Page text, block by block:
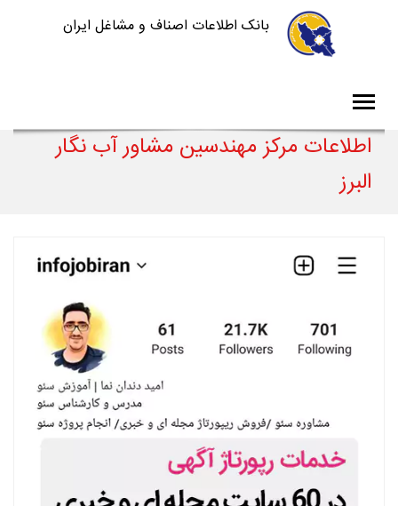
بانک اطلاعات اصناف و مشاغل ایران
اطلاعات مرکز مهندسین مشاور آب نگار
البرز